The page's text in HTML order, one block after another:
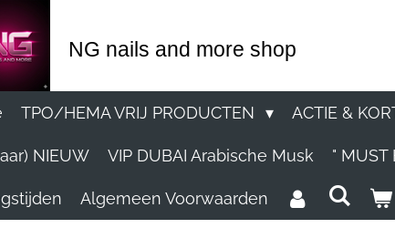
NG nails and more shop
TPO/HEMA VRIJ PRODUCTEN ACTIE &
NIEUW VIP DUBAI Arabische Musk " MUST
Algemeen Voorwaarden